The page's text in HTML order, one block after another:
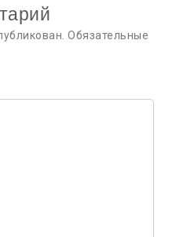
Обязательные